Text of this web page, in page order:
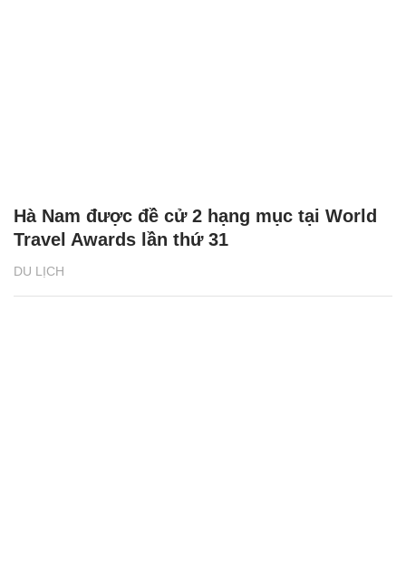
DU LỊCH
Hà Nam được đề cử 2 hạng mục tại World
Travel Awards lần thứ 31